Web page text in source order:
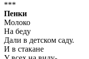
***
Пенки
Молоко
На беду
Дали в детском саду.
И в стакане